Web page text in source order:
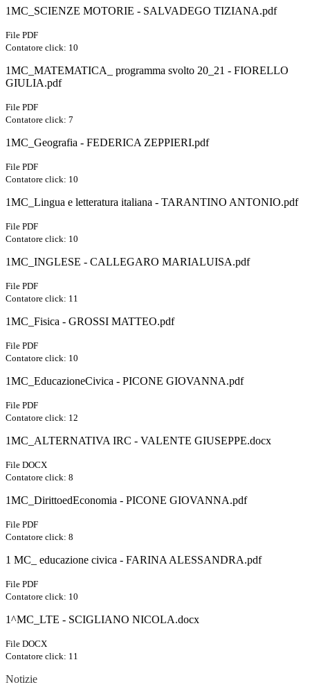
1MC_SCIENZE MOTORIE - SALVADEGO TIZIANA.pdf
File PDF
Contatore click: 10
1MC_MATEMATICA_ programma svolto 20_21 - FIORELLO
GIULIA.pdf
File PDF
Contatore click: 7
1MC_Geografia - FEDERICA ZEPPIERI.pdf
File PDF
Contatore click: 10
1MC_Lingua e letteratura italiana - TARANTINO ANTONIO.pdf
File PDF
Contatore click: 10
1MC_INGLESE - CALLEGARO MARIALUISA.pdf
File PDF
Contatore click: 11
1MC_Fisica - GROSSI MATTEO.pdf
File PDF
Contatore click: 10
1MC_EducazioneCivica - PICONE GIOVANNA.pdf
File PDF
Contatore click: 12
1MC_ALTERNATIVA IRC - VALENTE GIUSEPPE.docx
File DOCX
Contatore click: 8
1MC_DirittoedEconomia - PICONE GIOVANNA.pdf
File PDF
Contatore click: 8
1 MC_ educazione civica - FARINA ALESSANDRA.pdf
File PDF
Contatore click: 10
1^MC_LTE - SCIGLIANO NICOLA.docx
File DOCX
Contatore click: 11
Notizie